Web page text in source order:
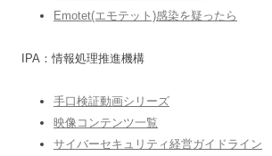
Emotet(エモテット)感染を疑ったら
IPA：情報処理推進機構
手口検証動画シリーズ
映像コンテンツ一覧
サイバーセキュリティ経営ガイドライン